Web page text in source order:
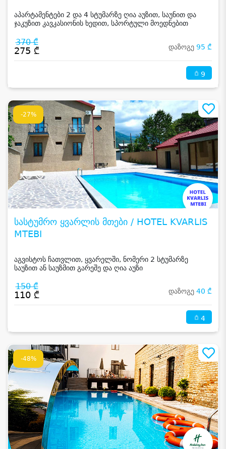
აპარტამენტები 2 და 4 სტუმარზე ღია აუზით, საუნით და
ჯაკუზით კავკასიონის ხედით, სპორტული მოედნებით
370 ₾
275 ₾ დაზოგე 95 ₾
9
-27%
სასტუმრო ყვარლის მთები / HOTEL KVARLIS
MTEBI
აგვისტოს ჩათვლით, ყვარელში, ნომერი 2 სტუმარზე
საუზით ან საუზმით გარეშე და ღია აუზი
150 ₾
110 ₾ დაზოგე 40 ₾
4
-48%